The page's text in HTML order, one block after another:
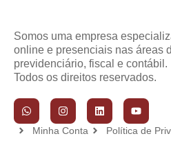
Somos uma empresa
online e presenciais nas áreas
previdenciário, fiscal e contábil.
Todos os direitos reservados.
Minha Conta Política de